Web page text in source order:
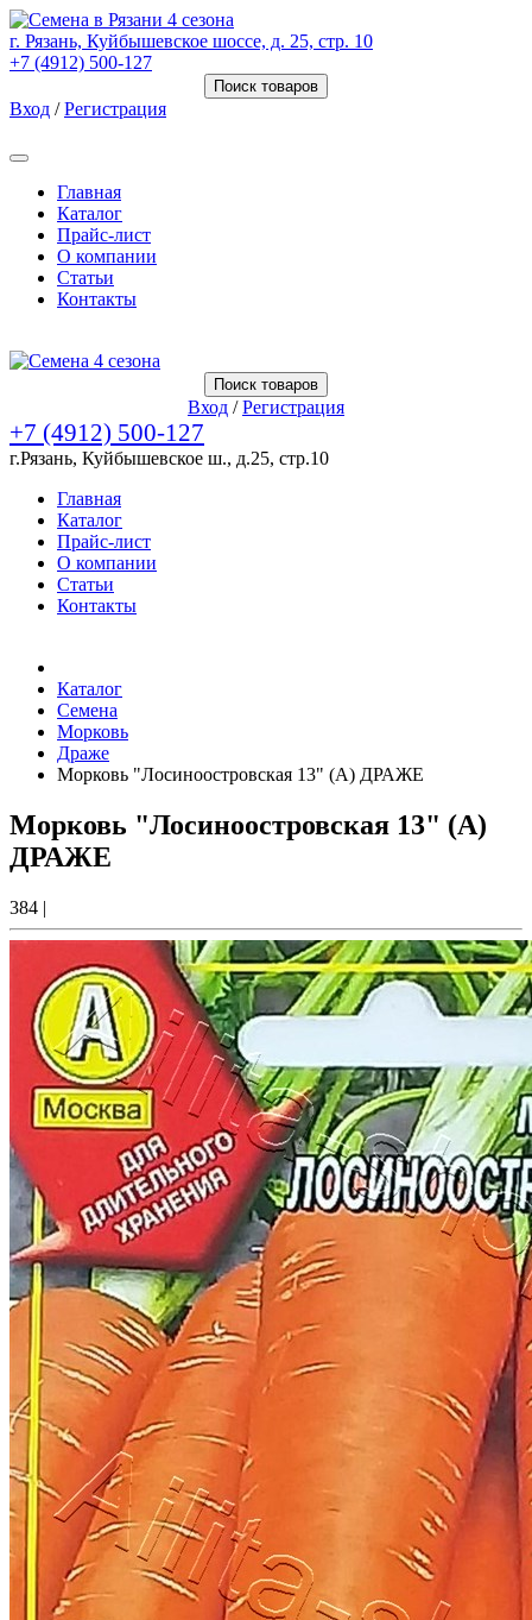
г. Рязань, Куйбышевское шоссе, д. 25, стр. 10
+7 (4912) 500-127
Поиск товаров
Вход /Регистрация
Главная
Каталог
Прайс-лист
О компании
Статьи
Контакты
Поиск товаров
Вход /Регистрация
+7 (4912) 500-127
г.Рязань, Куйбышевское ш., д.25, стр.10
Главная
Каталог
Прайс-лист
О компании
Статьи
Контакты
Каталог
Семена
Морковь
Драже
Морковь "Лосиноостровская 13" (А) ДРАЖЕ
Морковь "Лосиноостровская 13" (А)
ДРАЖЕ
384 |